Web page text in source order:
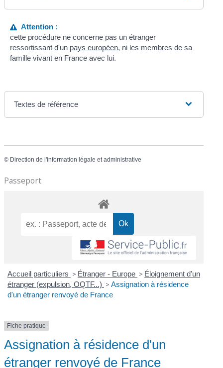
Attention :
cette procédure ne concerne pas un étranger
ressortissant d'un pays européen, ni les membres de sa
famille vivant en France avec lui.
Textes de référence
© Direction de l'information légale et administrative
Passeport
Accueil particuliers > Étranger - Europe > Éloignement d'un
étranger (expulsion, OQTF...) > Assignation à résidence
d'un étranger renvoyé de France
Fiche pratique
Assignation à résidence d'un
étranger renvoyé de France